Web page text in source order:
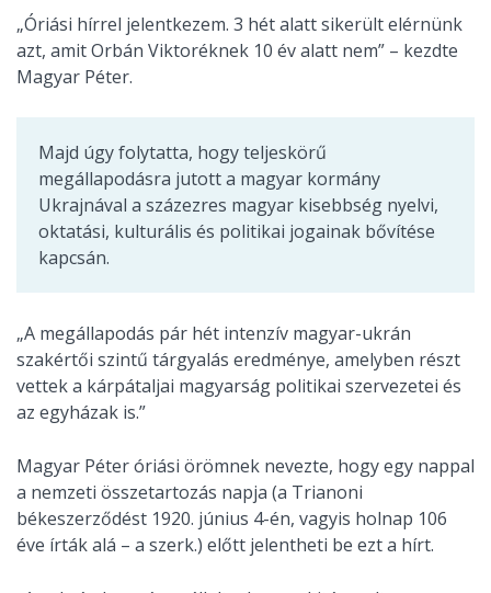
„Óriási hírrel jelentkezem. 3 hét alatt sikerült elérnünk
azt, amit Orbán Viktoréknek 10 év alatt nem” – kezdte
Magyar Péter.
Majd úgy folytatta, hogy teljeskörű
megállapodásra jutott a magyar kormány
Ukrajnával a százezres magyar kisebbség nyelvi,
oktatási, kulturális és politikai jogainak bővítése
kapcsán.
„A megállapodás pár hét intenzív magyar-ukrán
szakértői szintű tárgyalás eredménye, amelyben részt
vettek a kárpátaljai magyarság politikai szervezetei és
az egyházak is.”
Magyar Péter óriási örömnek nevezte, hogy egy nappal
a nemzeti összetartozás napja (a Trianoni
békeszerződést 1920. június 4-én, vagyis holnap 106
éve írták alá – a szerk.) előtt jelentheti be ezt a hírt.